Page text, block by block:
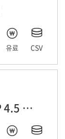
유료 CSV
아시아 미래 기상 일단위 RCP 4.5 자료